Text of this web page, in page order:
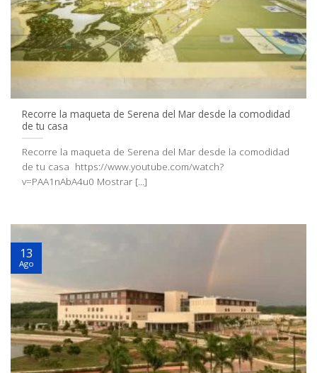
Recorre la maqueta de Serena del Mar desde la comodidad
de tu casa
Recorre la maqueta de Serena del Mar desde la comodidad
de tu casa https://www.youtube.com/watch?
v=PAA1nAbA4u0 Mostrar [...]
13
Ago